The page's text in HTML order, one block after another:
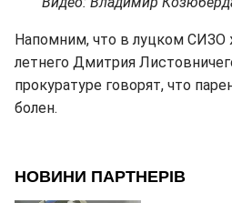
Напомним, что в луцком СИЗО
летнего Дмитрия
прокуратуре говорят, что
болен.